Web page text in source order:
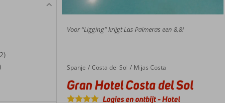
Voor “Ligging” krijgt Las Palmeras een 8,8!
Home
Spanje Costa del Sol Mijas Costa
Gran Hotel Costa del Sol
Gran Hotel Costa del Sol
Logies en ontbijt-Hotel